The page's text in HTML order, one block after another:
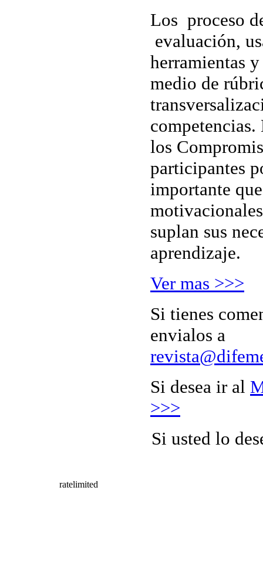
Los proceso
evaluación,
herramientas
medio de
los
participantes
importante
suplan sus
aprendizaje.
Ver mas >>>
Si tienes
envialos a
Si desea ir al
>>>
Si usted lo